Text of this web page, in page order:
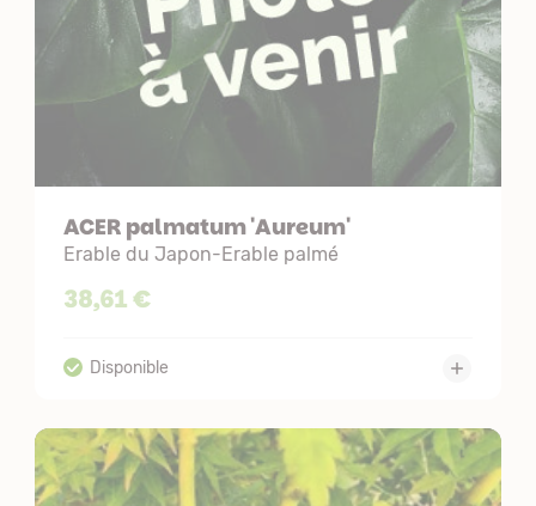
ACER palmatum 'Aureum'
Erable du Japon-Erable palmé
38,61 €